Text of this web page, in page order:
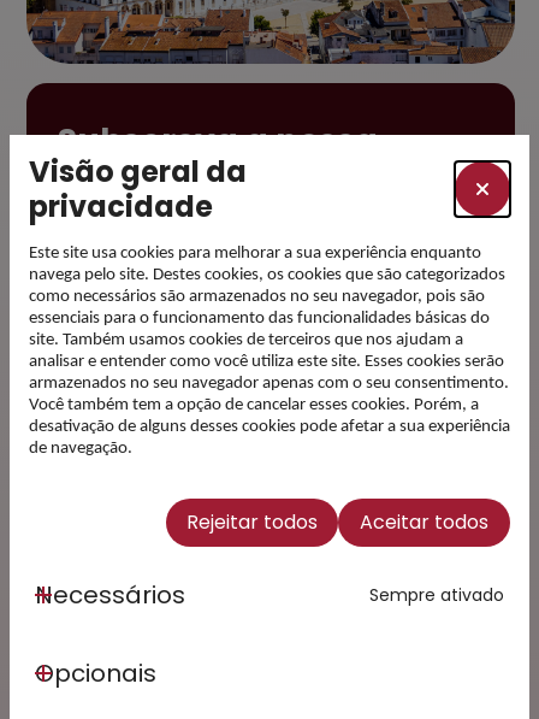
Subscreva a nossa
newsletter e esteja a
par das novidades
Email
Li e Concordo com aPolítica
de Privacidade(Obrigatório)
aplicam-se a
Política de Privacidade e osTermos
da Google.
Visão geral da
privacidade
Este site usa cookies para melhorar a sua experiência enquanto
navega pelo site. Destes cookies, os cookies que são categorizados
como necessários são armazenados no seu navegador, pois são
essenciais para o funcionamento das funcionalidades básicas do
site. Também usamos cookies de terceiros que nos ajudam a
analisar e entender como você utiliza este site. Esses cookies serão
armazenados no seu navegador apenas com o seu consentimento.
Você também tem a opção de cancelar esses cookies. Porém, a
desativação de alguns desses cookies pode afetar a sua experiência
de navegação.
Rejeitar todos Aceitar todos
Necessários Sempre ativado
Opcionais